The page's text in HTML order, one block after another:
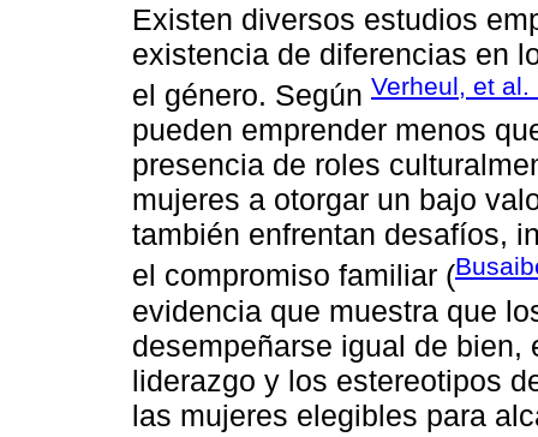
Existen diversos estudios
existencia de diferencias en
el género. Según Verheul, et al.
pueden emprender menos
presencia de roles
mujeres a otorgar un bajo
también enfrentan desafíos,
el compromiso familiar (
evidencia que muestra que
desempeñarse igual de
liderazgo y los estereotipos
las mujeres elegibles para